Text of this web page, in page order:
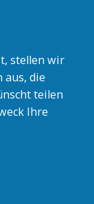
stellen wir
aus, die
teilen
Ihre